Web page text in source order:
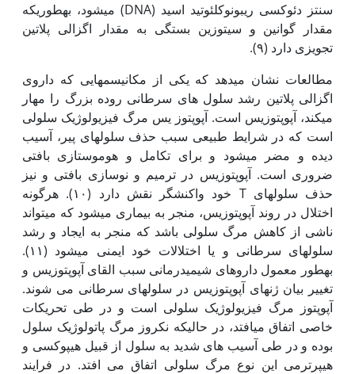
سنتز دئوکسی ریبونوکلئوتید اسید (DNA) می‫شود، به‫طوری‫که
مقدار گوانین و سیتوزین بستگی به مقدار اگزالی پلاتین
تجویزی دارد (۹).
مطالعات نشان می‫دهد که یکی از مکانیسم­هایی که داروی
اگزالی پلاتین رشد سلول های سرطانی روده بزرگ را مهار
می‫کند، آپوپتوزیس است. آپوپتوز یس مرگ فیزیولوژیک سلولی
است که در شرایط طبیعی سبب حذف سلول‫های پیر، آسیب
دیده و مضر می‫شود و برای تکامل و هوموستازی بافتی
ضروری است. آپوپتوزیس در ترمیم و نوسازی بافتی و نیز
حذف سلول‫های T خود واکنش­گر نقش دارد (۱۰). هرگونه
اختلال در روند آپوپتوزیس، منجر به بیماری می‫شود که می‫تواند
ناشی از کاهش مرگ سلولی باشد که منجر به ایجاد و رشد
سلول‫های سرطانی و یا اختلالات خود ایمنی می‫شود (۱۱).
به‫طور معمول داروهای شیمی­درمانی سبب القای آپوپتوزیس و
تغییر بیان ژن­های آپوپتوزیس در سلول‫های سرطانی می شوند.
آپوپتوز مرگ فیزیولوژیک سلولی است و در طی تحریکات
خاصی اتفاق می­افتد، در حالی‫که نکروز مرگ پاتولوژیک سلول
بوده و در طی آسیب های شدید به سلول از قبیل هیپوکسی و
هیپرترمی این نوع مرگ سلولی اتفاق می افتد. در فرایند